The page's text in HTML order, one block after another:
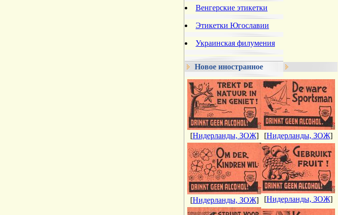
Венгерские этикетки
Этикетки Югославии
Украинская филумения
Новое иностранное
[Нидерланды, ЗОЖ] [Нидерланды, ЗОЖ]
[Нидерланды, ЗОЖ] [Нидерланды, ЗОЖ]